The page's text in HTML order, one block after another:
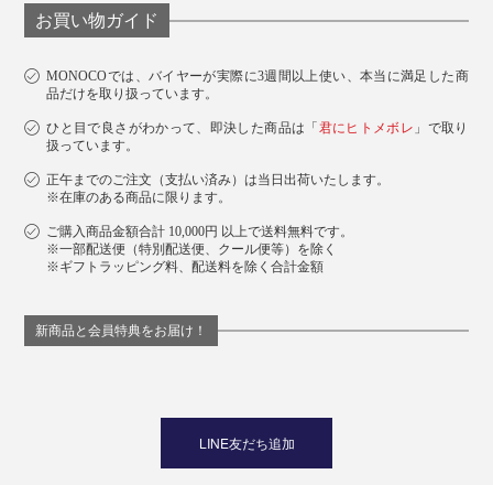
お買い物ガイド
MONOCOでは、バイヤーが実際に3週間以上使い、本当に満足した商
品だけを取り扱っています。
ひと目で良さがわかって、即決した商品は「君にヒトメボレ 」で取り
扱っています。
正午までのご注文（支払い済み）は当日出荷いたします。
※在庫のある商品に限ります。
ご購入商品金額合計 10,000円 以上で送料無料です。
※一部配送便（特別配送便、クール便等）を除く
※ギフトラッピング料、配送料を除く合計金額
新商品と会員特典をお届け！
LINE友だち追加